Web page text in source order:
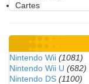
Cartes
Nintendo Wii (1081)
Nintendo Wii U (682)
Nintendo DS (1100)